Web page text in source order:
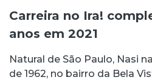
Carreira no Ira!
anos em 2021
Natural de São Paulo, Nasi
de 1962, no bairro da Bela